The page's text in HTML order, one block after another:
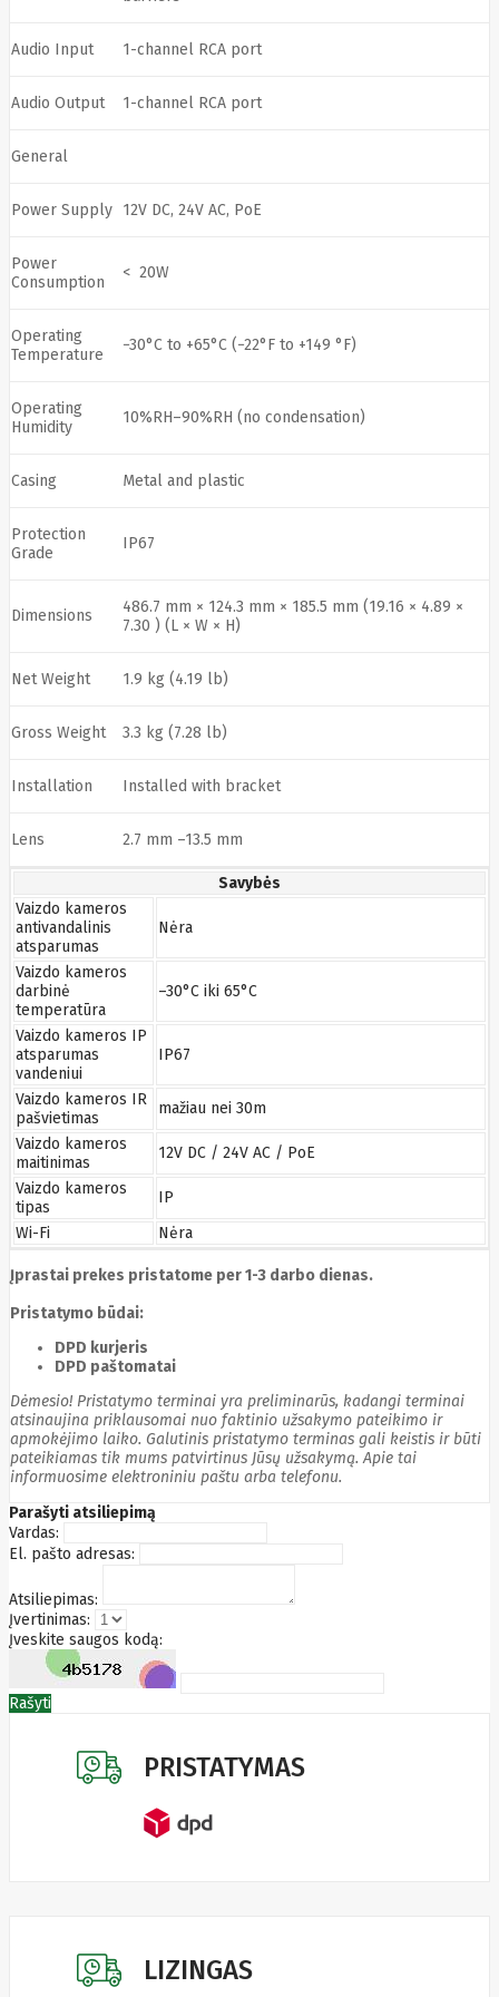
Mean
Media-
Tech
Mercusys
Micron
Mikrotik
Mmd
Motorola
MOVAMsi
N-Gear
Natec
NAVIMOW
BY
Nederman
Neomounts
NETGEAR M4300-
Newstar
Nintendo
Noark
Nokia
Nzxt
Bettermann
OkiOLLO
Oneplus
ONKRON
Onyx
Boox
Oppo
Orbex
Orvaldi
Other
Overmax
Palit
Panasonic
Pantum
panzerglass
Philips
Pny
PocketBook
Poco
Poly
Polycom
PowerColor
PowerWalker
Powerwalker
Priotherm
Pyronix
Qnap
QoltecR-
TOOLS
RaidSonic
Razer
realwear
REALWEAR
Service
Recom
ADAPT
GLOBAL
Rexel
Risen
Audio Input 1-channel RCA port
Audio Output 1-channel RCA port
General
Power Supply 12V DC, 24V AC, PoE
Power
Consumption
< 20W
Operating
Temperature
−30°C to +65°C (−22°F to +149 °F)
Operating
Humidity
10%RH–90%RH (no condensation)
Casing Metal and plastic
Protection
Grade
IP67
Dimensions
486.7 mm × 124.3 mm × 185.5 mm (19.16 × 4.89 ×
7.30 ) (L × W × H)
Net Weight 1.9 kg (4.19 lb)
Gross Weight 3.3 kg (7.28 lb)
Installation Installed with bracket
Lens 2.7 mm –13.5 mm
Savybės
Vaizdo kameros
antivandalinis
atsparumas
Nėra
Vaizdo kameros
darbinė
temperatūra
–30°C iki 65°C
Vaizdo kameros IP
atsparumas
vandeniui
IP67
Vaizdo kameros IR
pašvietimas
mažiau nei 30m
Vaizdo kameros
maitinimas
12V DC / 24V AC / PoE
Vaizdo kameros
tipas
IP
Wi-Fi
Nėra
Įprastai prekes pristatome per 1-3 darbo dienas.
Pristatymo būdai:
DPD kurjeris
DPD paštomatai
Dėmesio! Pristatymo terminai yra preliminarūs, kadangi terminai
atsinaujina priklausomai nuo faktinio užsakymo pateikimo ir
apmokėjimo laiko. Galutinis pristatymo terminas gali keistis ir būti
pateikiamas tik mums patvirtinus Jūsų užsakymą. Apie tai
informuosime elektroniniu paštu arba telefonu.
Parašyti atsiliepimą
Vardas:
El. pašto adresas:
Atsiliepimas:
Įvertinimas:
Įveskite saugos kodą:
Rašyti
PRISTATYMAS
LIZINGAS